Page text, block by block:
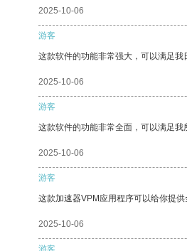
2025-10-06
游客
这款软件的功能非常强大，可以满足我
2025-10-06
游客
这款软件的功能非常全面，可以满足我
2025-10-06
游客
这款加速器VPM应用程序可以给你提供
2025-10-06
游客